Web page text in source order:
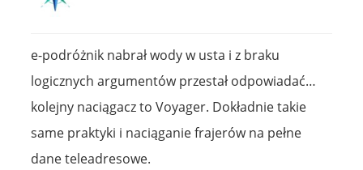
e-podróżnik nabrał wody w usta i z braku
logicznych argumentów przestał odpowiadać…
kolejny naciągacz to Voyager. Dokładnie takie
same praktyki i naciąganie frajerów na pełne
dane teleadresowe.